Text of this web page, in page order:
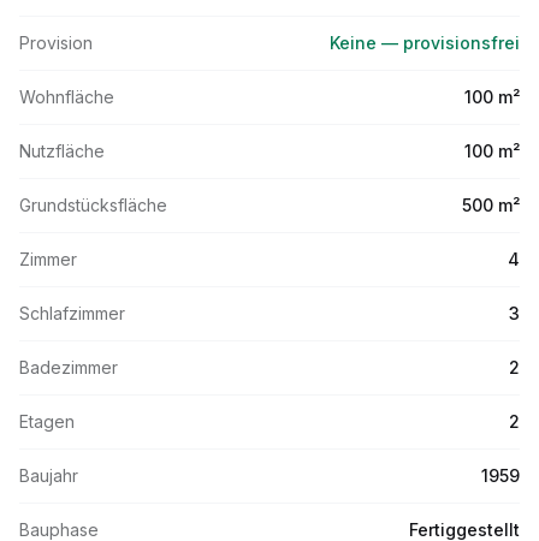
Provision Keine — provisionsfrei
Wohnfläche 100 m²
Nutzfläche 100 m²
Grundstücksfläche 500 m²
Zimmer 4
Schlafzimmer 3
Badezimmer 2
Etagen 2
Baujahr 1959
Bauphase Fertiggestellt